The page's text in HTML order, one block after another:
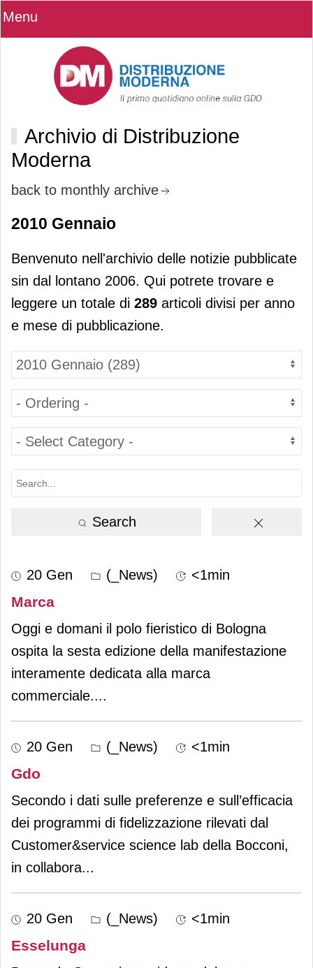
Menu
Archivio di Distribuzione
Moderna
back to monthly archive
2010 Gennaio
Benvenuto nell'archivio delle notizie pubblicate
sin dal lontano 2006. Qui potrete trovare e
leggere un totale di 289 articoli divisi per anno
e mese di pubblicazione.
Search
20 Gen (_News) <1min
Marca
Oggi e domani il polo fieristico di Bologna
ospita la sesta edizione della manifestazione
interamente dedicata alla marca
commerciale....
20 Gen (_News) <1min
Gdo
Secondo i dati sulle preferenze e sull’efficacia
dei programmi di fidelizzazione rilevati dal
Customer&service science lab della Bocconi,
in collabora...
20 Gen (_News) <1min
Esselunga